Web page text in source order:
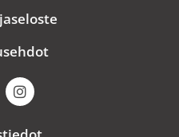
I
n
s